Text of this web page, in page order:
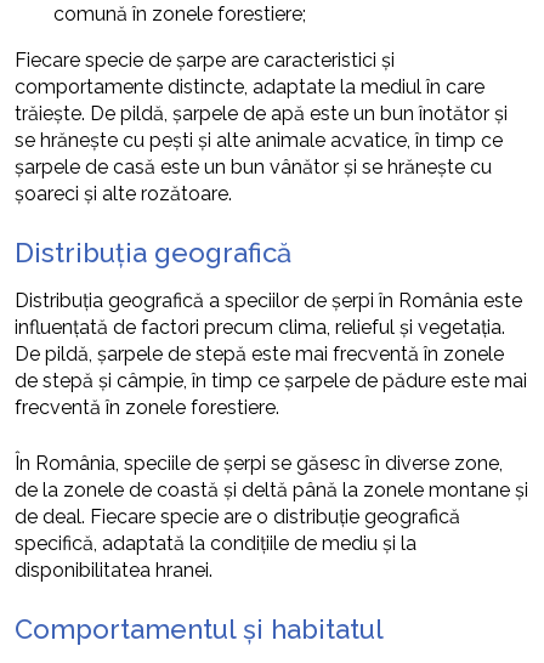
comună în zonele forestiere;
Fiecare specie de șarpe are caracteristici și
comportamente distincte, adaptate la mediul în care
trăiește. De pildă, șarpele de apă este un bun înotător și
se hrănește cu pești și alte animale acvatice, în timp ce
șarpele de casă este un bun vânător și se hrănește cu
șoareci și alte rozătoare.
Distribuția geografică
Distribuția geografică a speciilor de șerpi în România este
influențată de factori precum clima, relieful și vegetația.
De pildă, șarpele de stepă este mai frecventă în zonele
de stepă și câmpie, în timp ce șarpele de pădure este mai
frecventă în zonele forestiere.
În România, speciile de șerpi se găsesc în diverse zone,
de la zonele de coastă și deltă până la zonele montane și
de deal. Fiecare specie are o distribuție geografică
specifică, adaptată la condițiile de mediu și la
disponibilitatea hranei.
Comportamentul și habitatul